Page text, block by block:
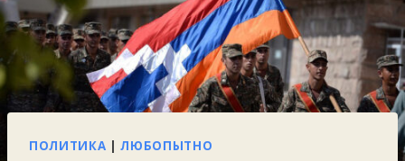
ПОЛИТИКА |ЛЮБОПЫТНО